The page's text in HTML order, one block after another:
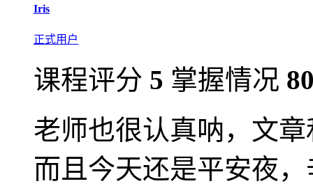
Iris
正式用户
课程评分 5 掌握情况
老师也很认真呐，文
而且今天还是平安夜